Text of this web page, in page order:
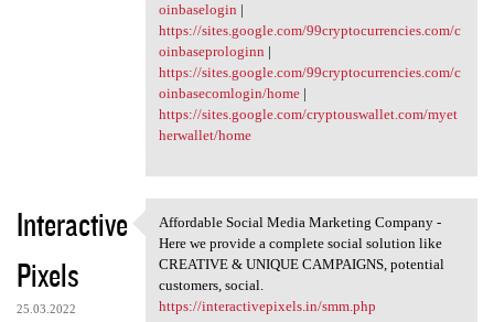
oinbaselogin |
https://sites.google.com/99cryptocurrencies.com/c
oinbaseprologinn |
https://sites.google.com/99cryptocurrencies.com/c
oinbasecomlogin/home|
https://sites.google.com/cryptouswallet.com/myet
herwallet/home
Interactive
Pixels
25.03.2022
Affordable Social Media
Affordable Social Media Marketing Company -
Here we provide a complete social solution like
CREATIVE & UNIQUE CAMPAIGNS, potential
customers, social.
https://interactivepixels.in/smm.php